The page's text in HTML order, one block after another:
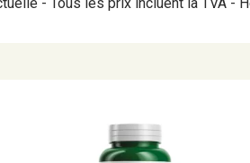
Sans
Extraits